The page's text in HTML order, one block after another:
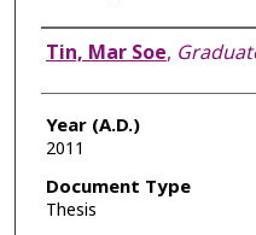
Author
Tin, Mar Soe,
Year (A.D.)
2011
Document Type
Thesis